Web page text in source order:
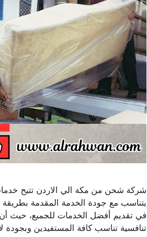
شركة شحن من مكة الي الاردن تتيح
يتناسب مع جودة الخدمة المقدمة
في تقديم أفضل الخدمات للجميع، حيث أن
تنافسية تناسب كافة المستفيدين وبجودة